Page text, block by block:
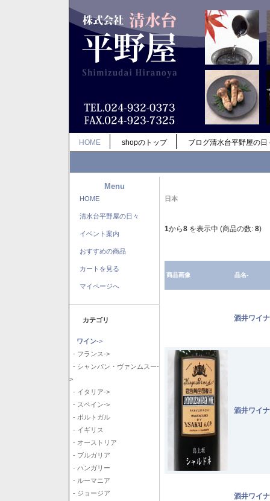
HOME shopのトップ ブログ清水台平野屋の日
Menu
HOME
清水台平野屋の日々
イベント案内
おすすめの商品
カートを見る
マイページへ
カテゴリ
ワイン->
- フランス->
- シャンパン・ヴァンムスー-
>
- イタリア->
- スペイン->
- ポルトガル
- イギリス
- オーストリア
- ブルガリア
- ハンガリー
- ルーマニア
- ジョージア
日本
1から8 を表示中 (商品の数: 8)
商品画像 品名-
酒井ワイ
酒井ワイ
酒井ワイ